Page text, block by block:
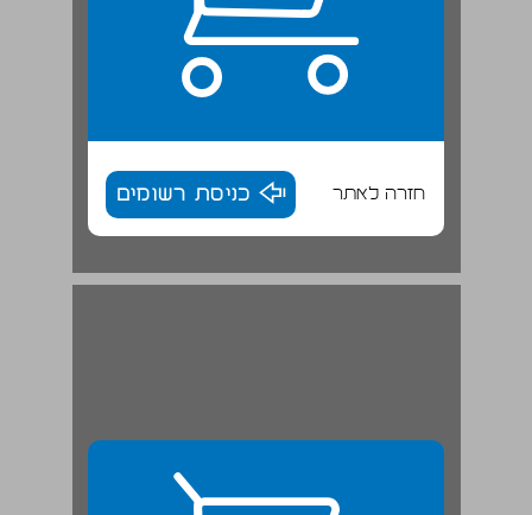
חזרה לאתר כניסת רשומים
פרק 2: מדינה אסטרטגית — תשתית רעיונית ואמפירית ... 18